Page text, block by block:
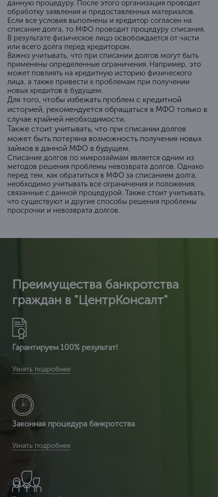
данную процедуру. После этого организация проводит
обработку заявления и предоставленных материалов.
Если все условия выполнены и кредитор согласен на
списание долга, то МФО проводит процедуру списания.
В результате физическое лицо освобождается от части
или всего долга перед кредитором.
Важно учитывать, что при списании долгов могут быть
применены определенные ограничения. Например, это
может повлиять на кредитную историю физического
лица, а также привести к проблемам при получении
новых кредитов в будущем.
Для того, чтобы избежать проблем с кредитной
историей, рекомендуется обращаться в МФО только в
случае крайней необходимости.
Также стоит учитывать, что при списании долгов
может быть потеряна возможность получения новых
займов в данной МФО в будущем.
Списание долгов по микрозаймам является одним из
методов решения проблемы невозврата долгов. Однако
перед тем, как обратиться в МФО за списанием долга,
необходимо учитывать все ограничения и положения,
связанные с данной процедурой. Также стоит учитывать,
что существуют и другие способы решения проблемы
просрочки и невозврата долгов.
Преимущества банкротства
граждан в "ЦентрКонсалт"
Гарантируем 100% результат!
сертификат ИСО 14001 + расширенный сертификат по
Узнать подробнее
Законная процедура банкротства
являемся сертификационным центром и делаем
Узнать подробнее